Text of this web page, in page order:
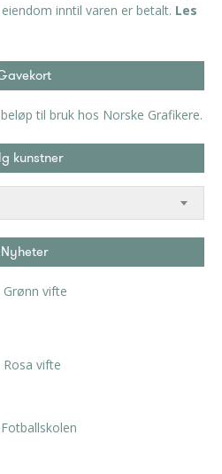
inntil varen er betalt. Les
til bruk hos Norske Grafikere.
kunstner
Nyheter
Grønn vifte
Rosa vifte